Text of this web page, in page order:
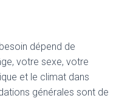
dépend de
votre sexe, votre
et le climat dans
générales sont de